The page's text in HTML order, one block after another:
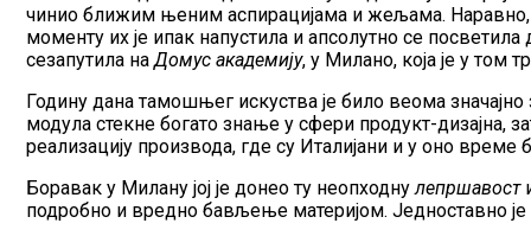
чинио ближим њеним аспирацијама и жељама. Наравно,
моменту их је ипак напустила и апсолутно се
сезапутила на Домус академију, у Милано, која је у том
Годину дана тамошњег искуства је било веома
модула стекне богато знање у сфери продукт-дизајна,
реализацију производа, где су Италијани и у оно време
Боравак у Милану јој је донео ту неопходну лепршавост
подробно и вредно бављење материјом. Једноставно